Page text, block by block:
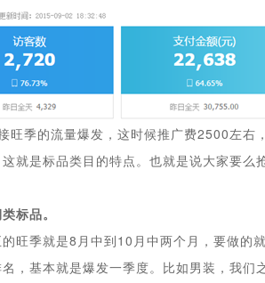
旺季的流量爆发，这时候推广费2500左
就是标品类目的特点。也就是说大家要
标品。
旺季就是8月中到10月中两个月，要做的
，基本就是爆发一季度。比如男装，我们